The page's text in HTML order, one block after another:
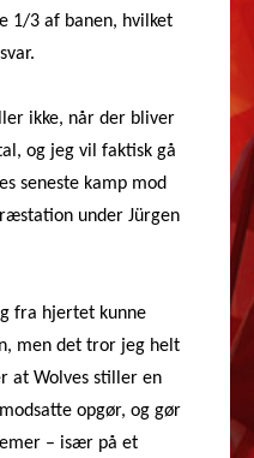
1/3 af banen, hvilket
ikke, når der bliver
og jeg vil faktisk gå
seneste kamp mod
under Jürgen
fra hjertet kunne
men det tror jeg helt
at Wolves stiller en
opgør, og gør
– især på et